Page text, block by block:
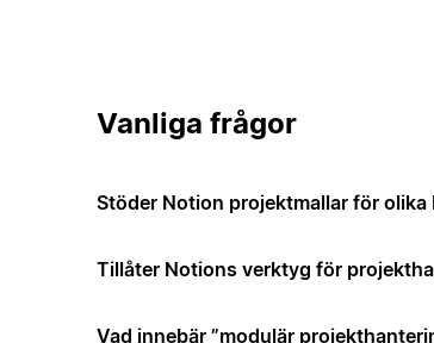
Vanliga frågor
Stöder Notion projektmallar för olika
Tillåter Notions verktyg för
Vad innebär ”modulär